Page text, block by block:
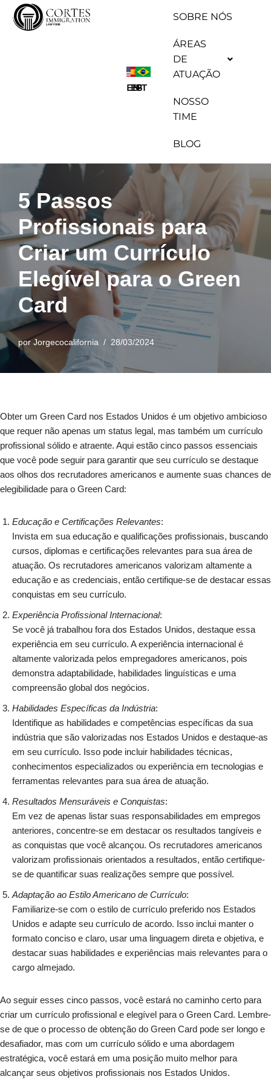
Pular
SOBRE NÓS
ÁREAS
DE
ATUAÇÃO
NOSSO
TIME
BLOG
EN
ESPT
5 Passos
Profissionais para
Criar um Currículo
Elegível para o Green
Card
por Jorgecocalifornia 28/03/2024
Obter um Green Card nos Estados Unidos é um objetivo ambicioso
que requer não apenas um status legal, mas também um currículo
profissional sólido e atraente. Aqui estão cinco passos essenciais
que você pode seguir para garantir que seu currículo se destaque
aos olhos dos recrutadores americanos e aumente suas chances de
elegibilidade para o Green Card:
Educação e Certificações Relevantes:
Invista em sua educação e qualificações profissionais, buscando
cursos, diplomas e certificações relevantes para sua área de
atuação. Os recrutadores americanos valorizam altamente a
educação e as credenciais, então certifique-se de destacar essas
conquistas em seu currículo.
Experiência Profissional Internacional:
Se você já trabalhou fora dos Estados Unidos, destaque essa
experiência em seu currículo. A experiência internacional é
altamente valorizada pelos empregadores americanos, pois
demonstra adaptabilidade, habilidades linguísticas e uma
compreensão global dos negócios.
Habilidades Específicas da Indústria:
Identifique as habilidades e competências específicas da sua
indústria que são valorizadas nos Estados Unidos e destaque-as
em seu currículo. Isso pode incluir habilidades técnicas,
conhecimentos especializados ou experiência em tecnologias e
ferramentas relevantes para sua área de atuação.
Resultados Mensuráveis e Conquistas:
Em vez de apenas listar suas responsabilidades em empregos
anteriores, concentre-se em destacar os resultados tangíveis e
as conquistas que você alcançou. Os recrutadores americanos
valorizam profissionais orientados a resultados, então certifique-
se de quantificar suas realizações sempre que possível.
Adaptação ao Estilo Americano de Currículo:
Familiarize-se com o estilo de currículo preferido nos Estados
Unidos e adapte seu currículo de acordo. Isso inclui manter o
formato conciso e claro, usar uma linguagem direta e objetiva, e
destacar suas habilidades e experiências mais relevantes para o
cargo almejado.
Ao seguir esses cinco passos, você estará no caminho certo para
criar um currículo profissional e elegível para o Green Card. Lembre-
se de que o processo de obtenção do Green Card pode ser longo e
desafiador, mas com um currículo sólido e uma abordagem
estratégica, você estará em uma posição muito melhor para
alcançar seus objetivos profissionais nos Estados Unidos.